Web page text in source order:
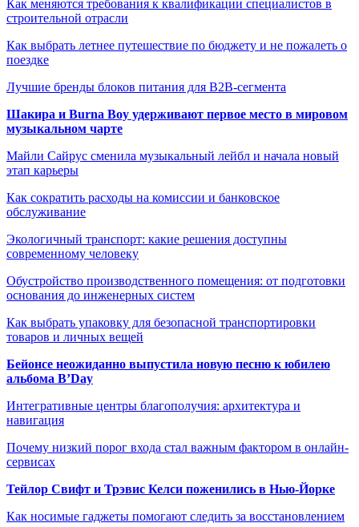
Как меняются требования к квалификации специалистов в
строительной отрасли
Как выбрать летнее путешествие по бюджету и не пожалеть о
поездке
Лучшие бренды блоков питания для B2B-сегмента
Шакира и Burna Boy удерживают первое место в мировом
музыкальном чарте
Майли Сайрус сменила музыкальный лейбл и начала новый
этап карьеры
Как сократить расходы на комиссии и банковское
обслуживание
Экологичный транспорт: какие решения доступны
современному человеку
Обустройство производственного помещения: от подготовки
основания до инженерных систем
Как выбрать упаковку для безопасной транспортировки
товаров и личных вещей
Бейонсе неожиданно выпустила новую песню к юбилею
альбома B’Day
Интегративные центры благополучия: архитектура и
навигация
Почему низкий порог входа стал важным фактором в онлайн-
сервисах
Тейлор Свифт и Трэвис Келси поженились в Нью-Йорке
Как носимые гаджеты помогают следить за восстановлением